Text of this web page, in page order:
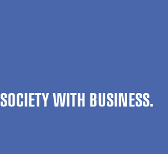
WITH BUSINESS.